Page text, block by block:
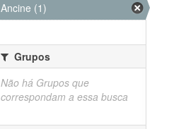
Ancine (1)
Grupos
Não há Grupos que
correspondam a essa busca